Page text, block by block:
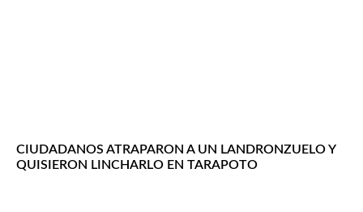
CIUDADANOS ATRAPARON A UN LANDRONZUELO Y
QUISIERON LINCHARLO EN TARAPOTO